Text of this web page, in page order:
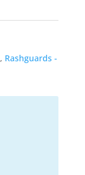
, Rashguards -